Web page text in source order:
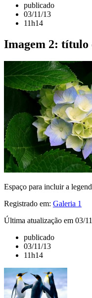
publicado
03/11/13
11h14
Imagem 2: título
Espaço para incluir a
Registrado em: Galeria 1
Última atualização em 03/
publicado
03/11/13
11h14